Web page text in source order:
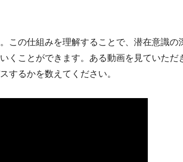
この仕組みを理解することで、潜在意識の
くことができます。ある動画を見ていただ
するかを数えてください。